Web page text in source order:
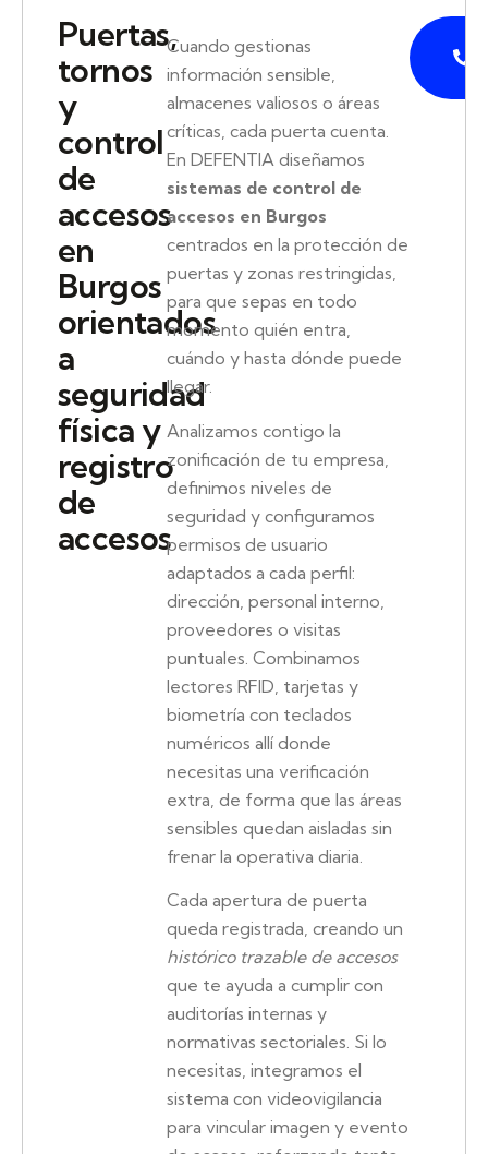
Puertas,
tornos
y
control
de
accesos
en
Burgos
orientados
a
seguridad
física y
registro
de
accesos
Cuando gestionas
información sensible,
almacenes valiosos o áreas
críticas, cada puerta cuenta.
En DEFENTIA diseñamos
sistemas de control de
accesos en Burgos
centrados en la protección de
puertas y zonas restringidas,
para que sepas en todo
momento quién entra,
cuándo y hasta dónde puede
llegar.
Analizamos contigo la
zonificación de tu empresa,
definimos niveles de
seguridad y configuramos
permisos de usuario
adaptados a cada perfil:
dirección, personal interno,
proveedores o visitas
puntuales. Combinamos
lectores RFID, tarjetas y
biometría con teclados
numéricos allí donde
necesitas una verificación
extra, de forma que las áreas
sensibles quedan aisladas sin
frenar la operativa diaria.
Cada apertura de puerta
queda registrada, creando un
histórico trazable de accesos
que te ayuda a cumplir con
auditorías internas y
normativas sectoriales. Si lo
necesitas, integramos el
sistema con videovigilancia
para vincular imagen y evento